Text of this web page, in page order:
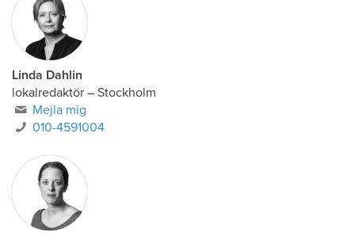
Linda Dahlin
lokalredaktör – Stockholm
Mejla mig
010-4591004